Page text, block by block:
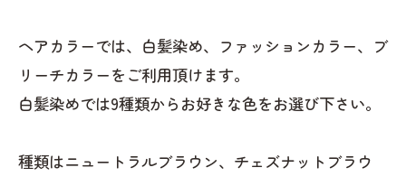
ヘアカラーでは、白髪染め、ファッションカラー、ブ
リーチカラーをご利用頂けます。
白髪染めでは9種類からお好きな色をお選び下さい。
種類はニュートラルブラウン、チェズナットブラウ